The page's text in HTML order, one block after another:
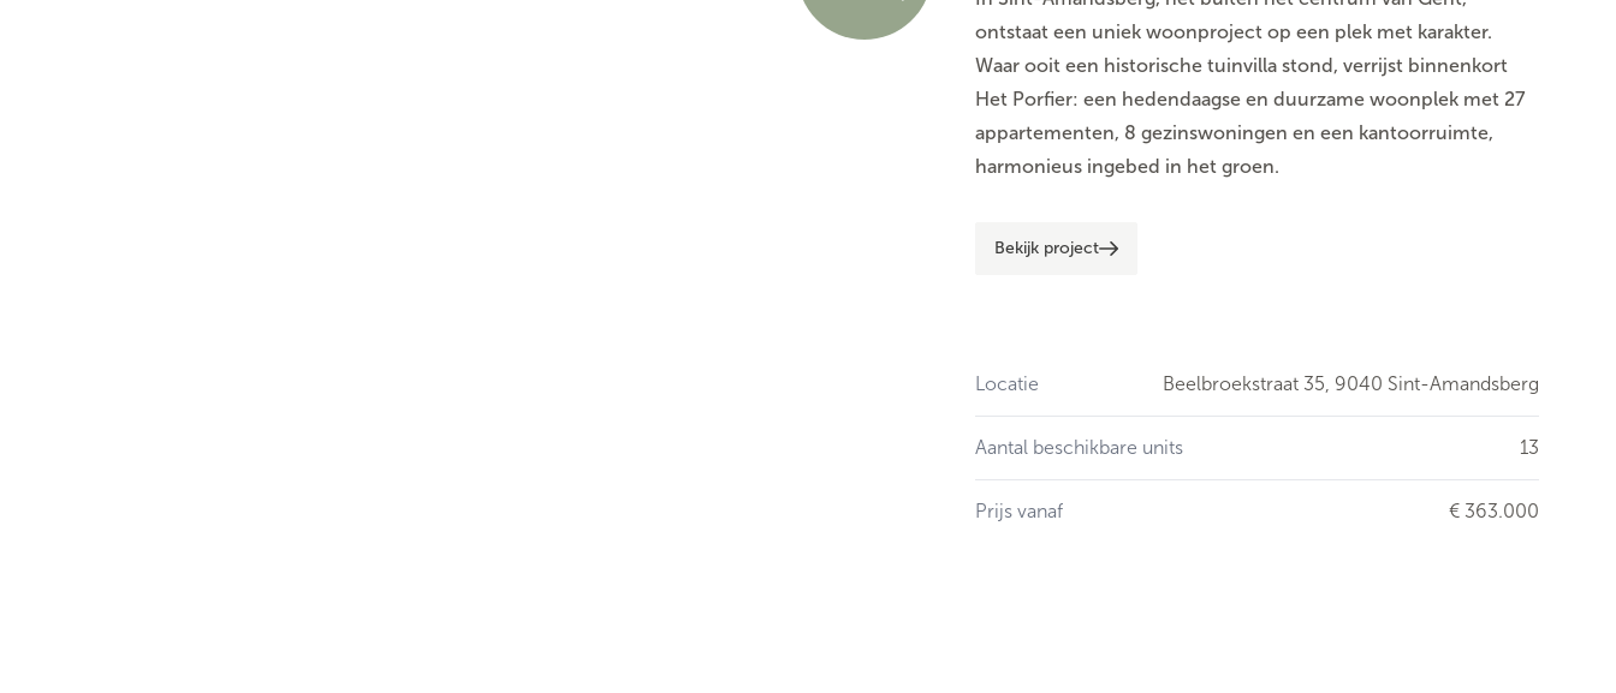
ontstaat een uniek woonproject op een plek met karakter.
Waar ooit een historische tuinvilla stond, verrijst binnenkort
Het Porfier: een hedendaagse en duurzame woonplek met 27
appartementen, 8 gezinswoningen en een kantoorruimte,
harmonieus ingebed in het groen.
Bekijk project
Locatie Beelbroekstraat 35, 9040 Sint-Amandsberg
Aantal beschikbare units 13
Prijs vanaf € 363.000